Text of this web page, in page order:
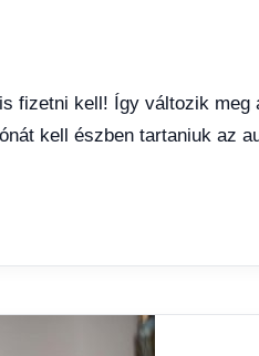
fizetni kell! Így változik meg
kell észben tartaniuk az